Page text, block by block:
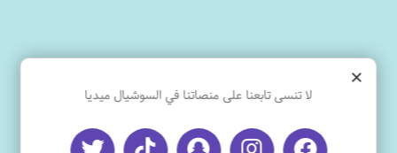
×
لا تنسى تابعنا على منصاتنا في السوشيال ميديا